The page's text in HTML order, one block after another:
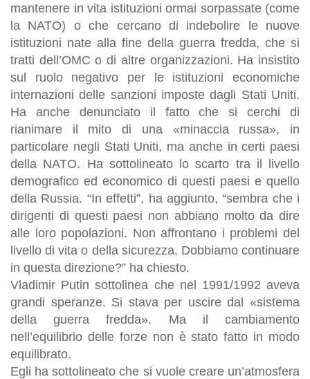
mantenere in vita istituzioni ormai sorpassate (come
la NATO) o che cercano di indebolire le nuove
istituzioni nate alla fine della guerra fredda, che si
tratti dell’OMC o di altre organizzazioni. Ha insistito
sul ruolo negativo per le istituzioni economiche
internazioni delle sanzioni imposte dagli Stati Uniti.
Ha anche denunciato il fatto che si cerchi di
rianimare il mito di una «minaccia russa», in
particolare negli Stati Uniti, ma anche in certi paesi
della NATO. Ha sottolineato lo scarto tra il livello
demografico ed economico di questi paesi e quello
della Russia. “In effetti”, ha aggiunto, “sembra che i
dirigenti di questi paesi non abbiano molto da dire
alle loro popolazioni. Non affrontano i problemi del
livello di vita o della sicurezza. Dobbiamo continuare
in questa direzione?” ha chiesto.
Vladimir Putin sottolinea che nel 1991/1992 aveva
grandi speranze. Si stava per uscire dal «sistema
della guerra fredda». Ma il cambiamento
nell’equilibrio delle forze non è stato fatto in modo
equilibrato.
Egli ha sottolineato che si vuole creare un’atmosfera